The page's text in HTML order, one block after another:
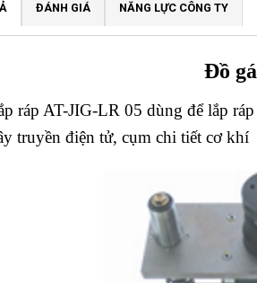
ĐÁNH GIÁ NĂNG LỰC CÔNG TY
Đồ
ráp AT-JIG-LR 05 dùng để lắp
truyền điện tử, cụm chi tiết cơ khí